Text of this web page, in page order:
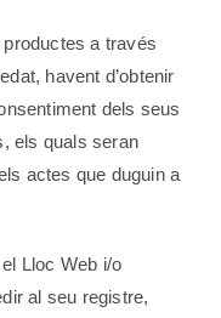
a través
havent d’obtenir
dels seus
els quals seran
actes que duguin a
Lloc Web i/o
al seu registre,